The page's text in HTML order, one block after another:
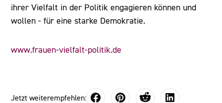
ihrer Vielfalt in der Politik engagieren können und
wollen - für eine starke Demokratie.
www.frauen-vielfalt-politik.de
Jetzt weiterempfehlen: